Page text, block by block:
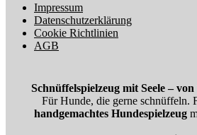
Impressum
Datenschutzerklärung
Cookie Richtlinien
AGB
Schnüffelspielzeug mit Seele –
Für Hunde, die gerne schnüffeln.
handgemachtes Hundespielzeug